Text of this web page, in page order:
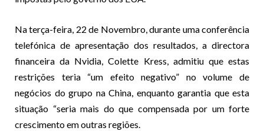
Na terça-feira, 22 de Novembro, durante uma conferência
telefónica de apresentação dos resultados, a directora
financeira da Nvidia, Colette Kress, admitiu que estas
restrições teria “um efeito negativo” no volume de
negócios do grupo na China, enquanto garantia que esta
situação “seria mais do que compensada por um forte
crescimento em outras regiões.